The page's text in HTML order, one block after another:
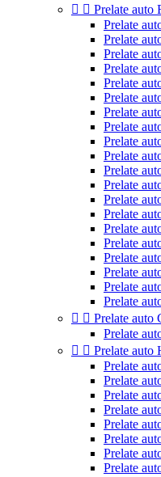
  Prelate auto
Prelate
Prelate
Prelate
Prelate
Prelate
Prelate
Prelate
Prelate
Prelate
Prelate
Prelate
Prelate
Prelate
Prelate
Prelate
Prelate
Prelate
Prelate
Prelate
Prelate
  Prelate auto
Prelate
  Prelate auto
Prelate
Prelate
Prelate
Prelate
Prelate
Prelate
Prelate
Prelate